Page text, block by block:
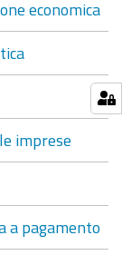
economica
imprese
a pagamento